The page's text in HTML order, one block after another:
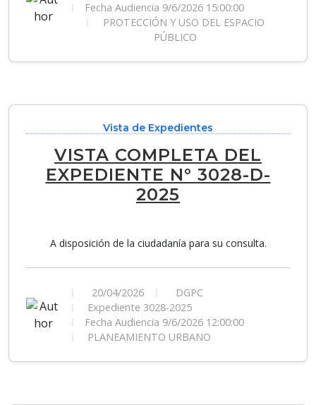
Fecha Audiencia 9/6/2026 15:00:00
PROTECCIÓN Y USO DEL ESPACIO
PÚBLICO
Vista de Expedientes
VISTA COMPLETA DEL
EXPEDIENTE N° 3028-D-
2025
A disposición de la ciudadanía para su consulta.
20/04/2026
DGPC
Expediente 3028-2025
Fecha Audiencia 9/6/2026 12:00:00
PLANEAMIENTO URBANO